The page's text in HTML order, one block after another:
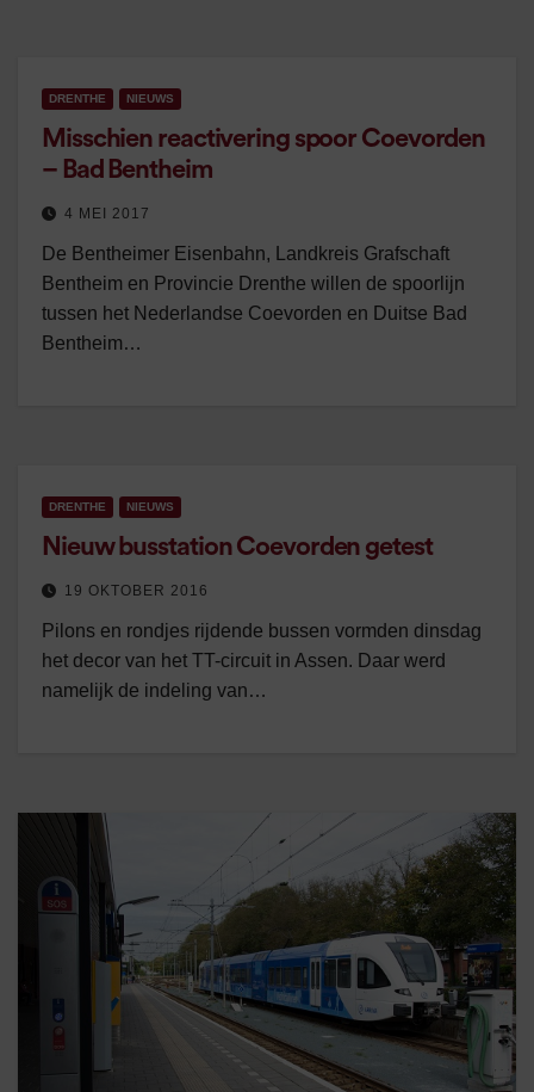
DRENTHE NIEUWS
Misschien reactivering spoor Coevorden
– Bad Bentheim
4 MEI 2017
De Bentheimer Eisenbahn, Landkreis Grafschaft
Bentheim en Provincie Drenthe willen de spoorlijn
tussen het Nederlandse Coevorden en Duitse Bad
Bentheim…
DRENTHE NIEUWS
Nieuw busstation Coevorden getest
19 OKTOBER 2016
Pilons en rondjes rijdende bussen vormden dinsdag
het decor van het TT-circuit in Assen. Daar werd
namelijk de indeling van…